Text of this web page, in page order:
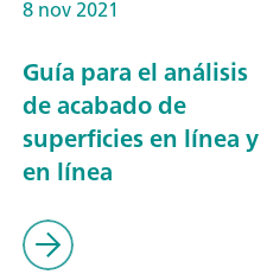
8 nov 2021
Guía para el análisis
de acabado de
superficies en línea y
en línea